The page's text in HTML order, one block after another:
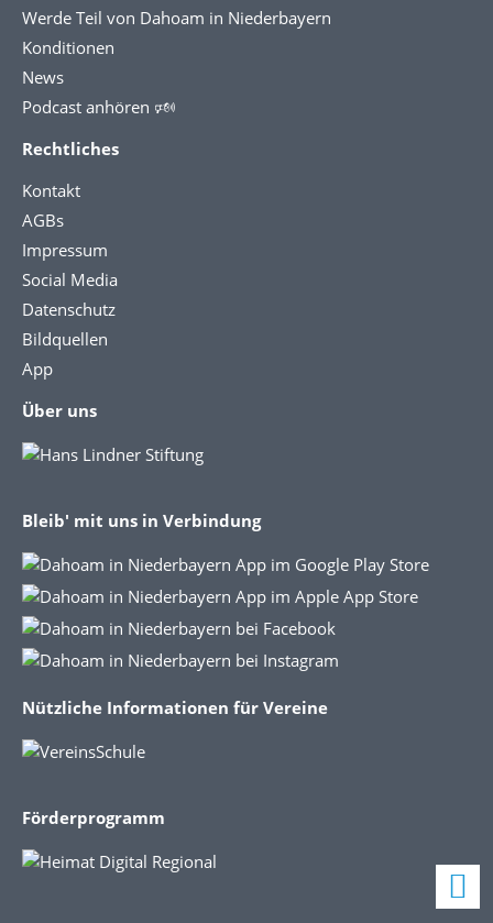
Werde Teil von Dahoam in Niederbayern
Konditionen
News
Podcast anhören 🕬
Rechtliches
Kontakt
AGBs
Impressum
Social Media
Datenschutz
Bildquellen
App
Über uns
Bleib' mit uns in Verbindung
Nützliche Informationen für Vereine
Förderprogramm